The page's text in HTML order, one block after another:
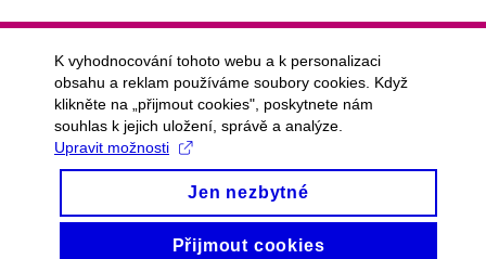
K vyhodnocování tohoto webu a k personalizaci
obsahu a reklam používáme soubory cookies. Když
klikněte na „přijmout cookies", poskytnete nám
souhlas k jejich uložení, správě a analýze.
Upravit možnosti
Jen nezbytné
Přijmout cookies